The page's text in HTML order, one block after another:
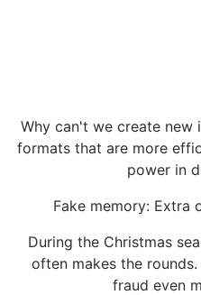
Why can't we create new
formats that are more
power in
Fake memory: Extra
During the Christmas
often makes the
fraud even